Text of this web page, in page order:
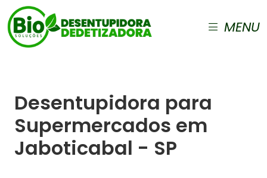
MENU
Desentupidora para
Supermercados em
Jaboticabal - SP